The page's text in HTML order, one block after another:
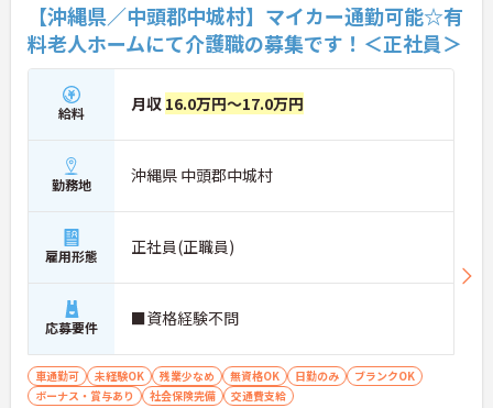
【沖縄県／中頭郡中城村】マイカー通勤可能☆有
料老人ホームにて介護職の募集です！＜正社員＞
給料 月収 16.0万円～17.0万円
勤務地 沖縄県 中頭郡中城村
雇用形態 正社員(正職員)
応募要件 ■資格経験不問
車通勤可 未経験OK 残業少なめ 無資格OK 日勤のみ
ブランクOK
ボーナス・賞与あり
社会保険完備 交通費支給